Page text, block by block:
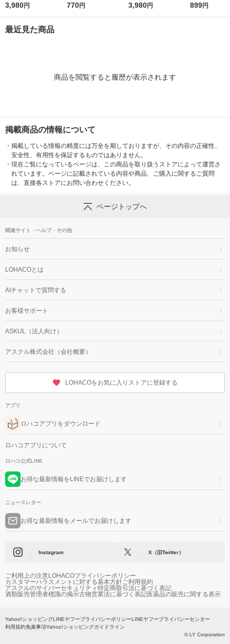
GY 1枚 食洗機可 カッ
3,980円
LOGOS/ロゴス
770円
食洗機可 カッティン
3,980円
滴構造 単一
899円
最近見た商品
商品を閲覧すると履歴が表示されます
掲載商品の情報について
・ 掲載している情報の精度には万全を期しておりますが、その内容の正確性、
安全性、有用性を保証するものではありません。
・ 現在ご覧になっているページは、この商品を取り扱うストアによって運営さ
れています。ページに記載されている内容や商品、ご購入に関するご質問
は、直接各ストアにお問い合わせください。
ページトップへ
関連サイト・ヘルプ・その他
お知らせ
LOHACOとは
AIチャットで質問する
お客様サポート
ASKUL（法人向け）
アスクル株式会社（会社概要）
LOHACOをお気に入りストアに登録する
アプリ
ロハコアプリをダウンロード
ロハコアプリについて
ロハコ公式LINE
お得な最新情報をLINEでお届けします
ニュースレター
お得な最新情報をメールでお届けします
Instagram X（旧Twitter）
ご利用上の注意LOHACOプライバシーポリシー
カスタマーハラスメントに対する基本方針ご利用規約
アスクルのサイバーセキュリティ特定商取引法に基づく表記
酒類販売管理者標識の掲示古物営業法に基づく表記医薬品の販売に関する表示
Yahoo!ショッピングLINEヤフープライバシーポリシーLINEヤフープライバシーセンター
利用規約免責事項Yahoo!ショッピングガイドライン
© LY Corporation